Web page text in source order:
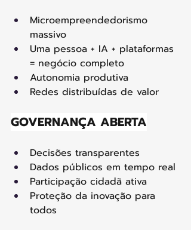
Microempreendedorismo
massivo
Uma pessoa + IA + plataformas
= negócio completo
Autonomia produtiva
Redes distribuídas de valor
GOVERNANÇA ABERTA
Decisões transparentes
Dados públicos em tempo real
Participação cidadã ativa
Proteção da inovação para
todos